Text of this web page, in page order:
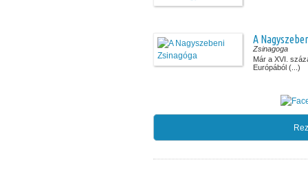
A
Zsinagoga
Már a XVI.
Európából (...)